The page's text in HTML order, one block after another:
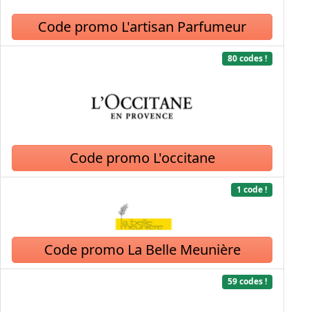
Code promo L'artisan Parfumeur
80 codes !
Code promo L'occitane
1 code !
Code promo La Belle Meunière
59 codes !